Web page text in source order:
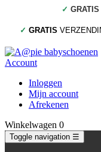
✓ GRATIS
✓ GRATIS
Account
Inloggen
Mijn account
Afrekenen
Winkelwagen 0
Toggle navigation ☰